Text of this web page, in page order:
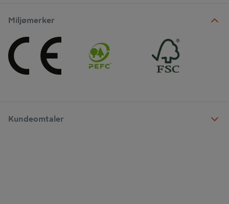
Miljømerker
Kundeomtaler